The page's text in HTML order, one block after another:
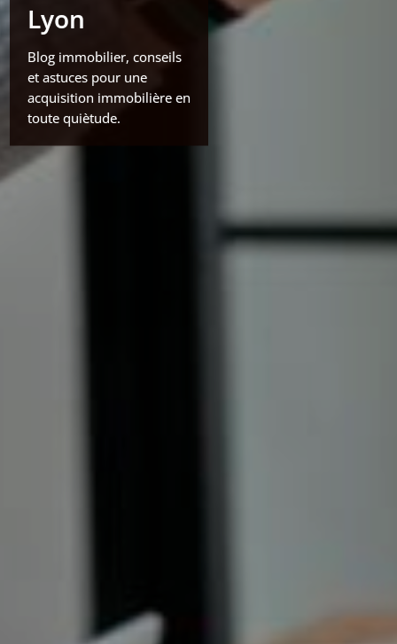
Lyon
Blog immobilier, conseils
et astuces pour une
acquisition immobilière en
toute quiètude.